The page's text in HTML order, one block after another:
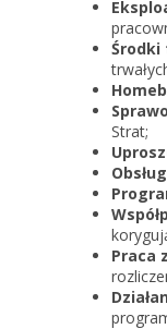
Środki
Strat;
Praca